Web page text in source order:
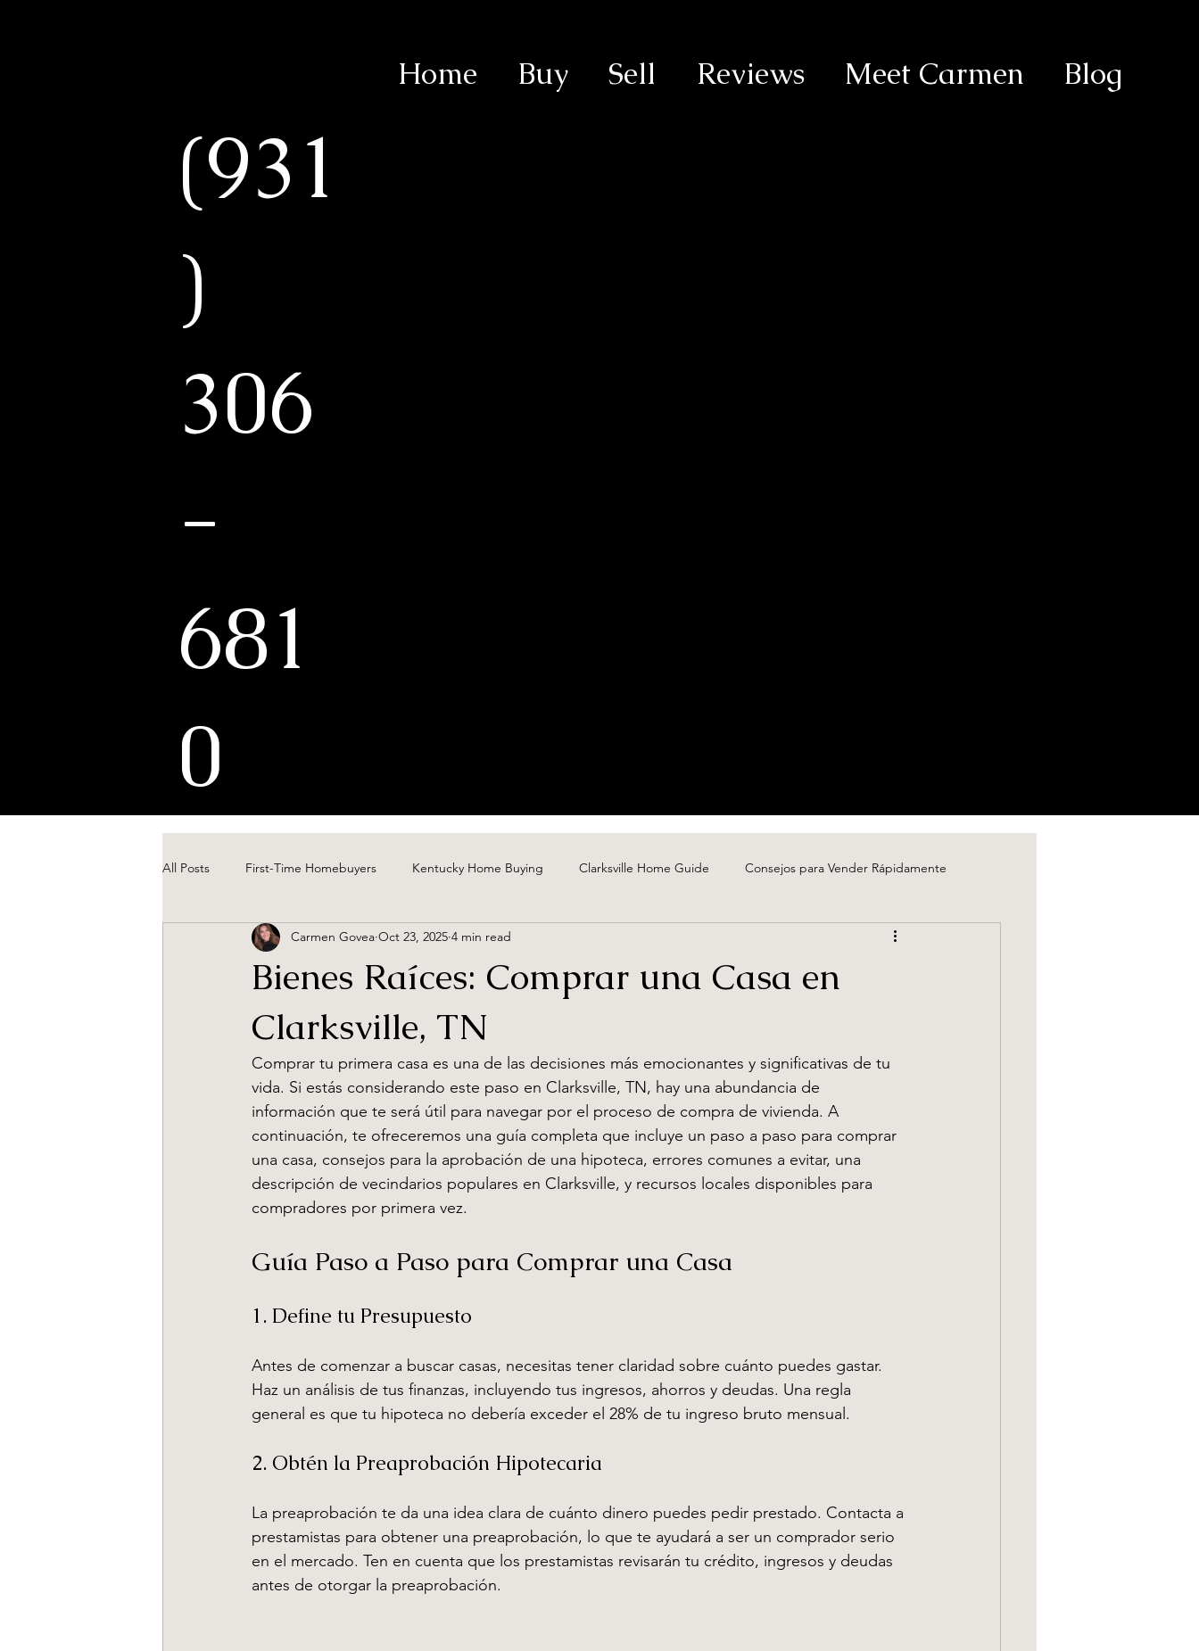
Home Buy Sell Reviews Meet Carmen Blog
(931
)
306
-
681
0
All Posts First-Time Homebuyers Kentucky Home Buying Clarksville Home Guide Consejos para Vender Rápidamente
Home Staging Tips Mortgage Basics Mortgage Insights First-Time Homebuyers
2025 Real Estate Trends First-Time Buyer Tips
Financial Planning Clarksville Real Estate Market Insights Local Real Estate Insights Escenificación y Presentación
Home Financing Home Butying Tips Guia paso a paso
Bienes Raíces: Comprar una Casa en
Clarksville, TN
Carmen Govea Oct 23, 2025 4 min read
Comprar tu primera casa es una de las decisiones más emocionantes y significativas de tu
vida. Si estás considerando este paso en Clarksville, TN, hay una abundancia de
información que te será útil para navegar por el proceso de compra de vivienda. A
continuación, te ofreceremos una guía completa que incluye un paso a paso para comprar
una casa, consejos para la aprobación de una hipoteca, errores comunes a evitar, una
descripción de vecindarios populares en Clarksville, y recursos locales disponibles para
compradores por primera vez.
Guía Paso a Paso para Comprar una Casa
1. Define tu Presupuesto
Antes de comenzar a buscar casas, necesitas tener claridad sobre cuánto puedes gastar.
Haz un análisis de tus finanzas, incluyendo tus ingresos, ahorros y deudas. Una regla
general es que tu hipoteca no debería exceder el 28% de tu ingreso bruto mensual.
2. Obtén la Preaprobación Hipotecaria
La preaprobación te da una idea clara de cuánto dinero puedes pedir prestado. Contacta a
prestamistas para obtener una preaprobación, lo que te ayudará a ser un comprador serio
en el mercado. Ten en cuenta que los prestamistas revisarán tu crédito, ingresos y deudas
antes de otorgar la preaprobación.